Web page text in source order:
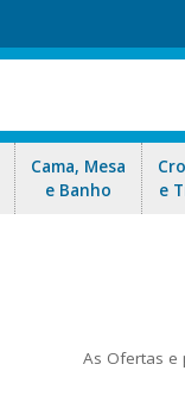
Cama, Mesa
e Banho
e
As Ofertas e